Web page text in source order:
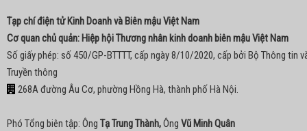
Tạp chí điện tử Kinh Doanh và Biên mậu Việt Nam
Cơ quan chủ quản: Hiệp hội Thương nhân kinh doanh biên mậu Việt Nam
Số giấy phép: số 450/GP-BTTTT, cấp ngày 8/10/2020, cấp bởi Bộ Thông tin
Truyền thông
268A đường Âu Cơ, phường Hồng Hà, thành phố Hà Nội.
Phó Tổng biên tập: Ông Tạ Trung Thành,Ông Vũ Minh Quân